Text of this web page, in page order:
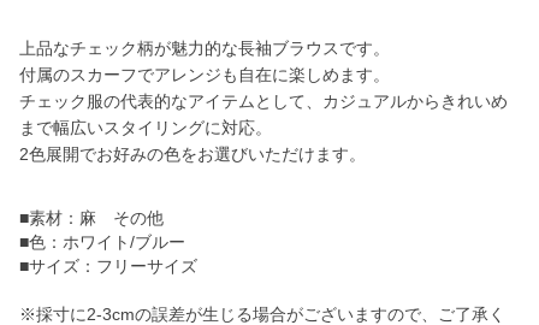
上品なチェック柄が魅力的な長袖ブラウスです。
付属のスカーフでアレンジも自在に楽しめます。
チェック服の代表的なアイテムとして、カジュアルからきれいめ
まで幅広いスタイリングに対応。
2色展開でお好みの色をお選びいただけます。
■素材：麻 その他
■色：ホワイト/ブルー
■サイズ：フリーサイズ
※採寸に2-3cmの誤差が生じる場合がございますので、ご了承く